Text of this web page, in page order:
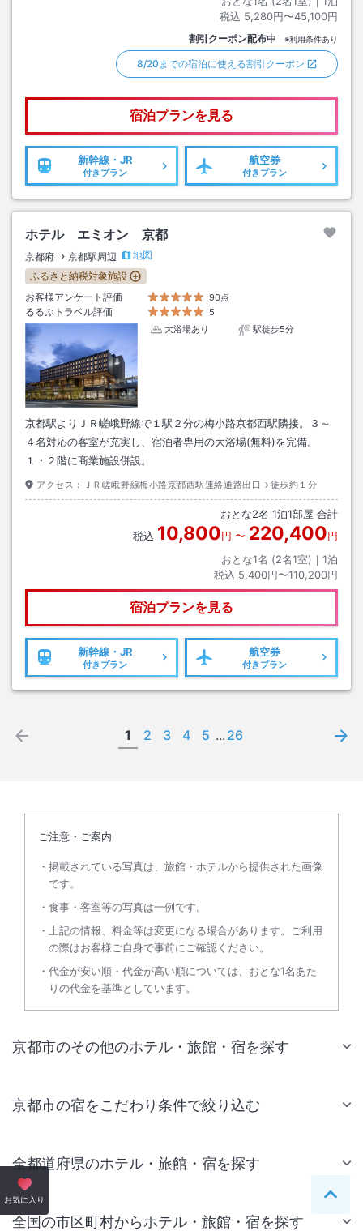
税込 5,280円〜45,100円
割引クーポン配布中 ※利用条件あり
8/20までの宿泊に使える割引クーポン
宿泊プランを見る
新幹線・JR
付きプラン
航空券
付きプラン
ホテル エミオン 京都
京都府 京都駅周辺
地図
ふるさと納税対象施設
お客様アンケート評価
90点
るるぶトラベル評価
5
大浴場あり
駅徒歩5分
京都駅よりＪＲ嵯峨野線で１駅２分の梅小路京都西駅隣接。３～
４名対応の客室が充実し、宿泊者専用の大浴場(無料)を完備。
１・２階に商業施設併設。
アクセス： ＪＲ嵯峨野線梅小路京都西駅連絡通路出口→徒歩約１分
おとな2名 1泊1部屋 合計
税込 10,800円 〜 220,400円
おとな1名 (2名1室)｜ 1泊
税込 5,400円〜110,200円
宿泊プランを見る
新幹線・JR
付きプラン
航空券
付きプラン
1 2 3 4 5 ... 26
ご注意・ご案内
掲載されている写真は、旅館・ホテルから提供された画像
です。
食事・客室等の写真は一例です。
上記の情報、料金等は変更になる場合があります。ご利用
の際はお客様ご自身で事前にご確認ください。
代金が安い順・代金が高い順については、おとな1名あた
りの代金を基準としています。
お気に入り ペー
京都市のその他のホテル・旅館・宿を探す
京都市の宿をこだわり条件で絞り込む
全都道府県のホテル・旅館・宿を探す
全国の市区町村からホテル・旅館・宿を探す